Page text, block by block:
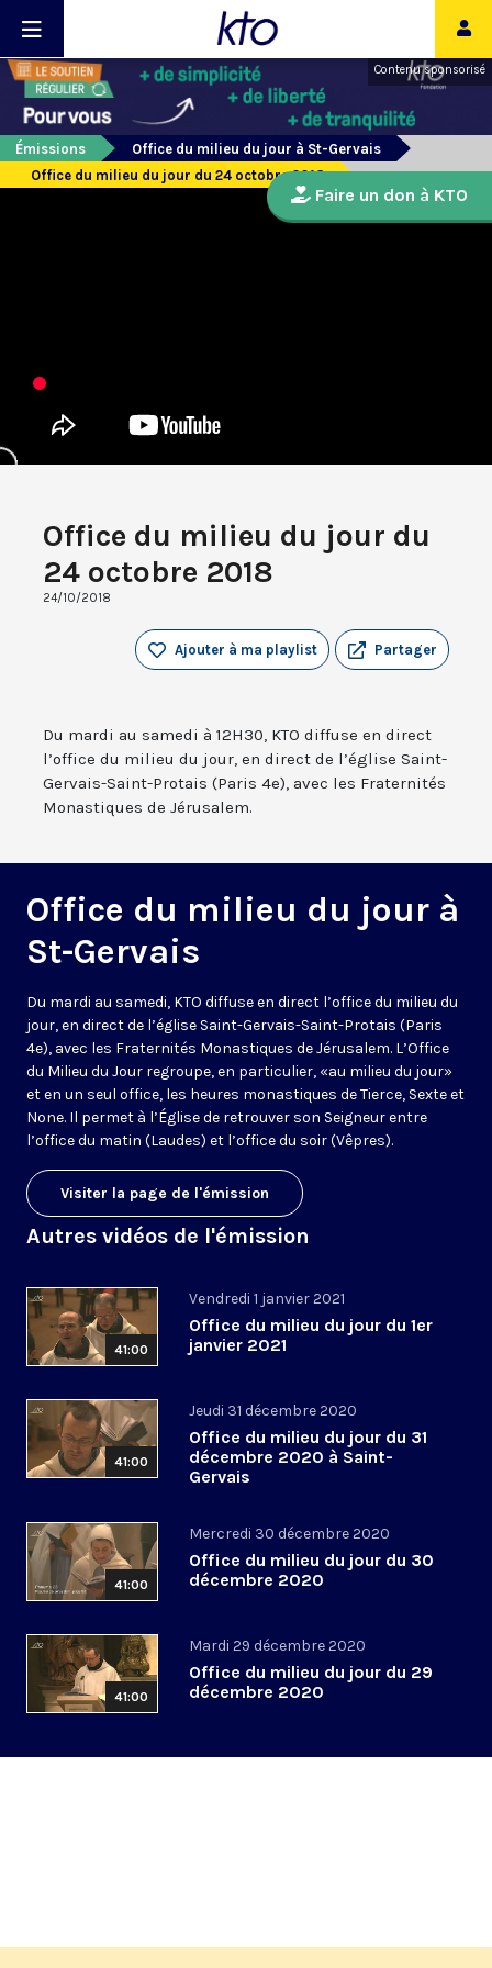
Contenu sponsorisé
Émissions
Office du milieu du jour à St-Gervais
Office du milieu du jour du 24 octobre 2018
Office du milieu du jour du
24 octobre 2018
24/10/2018
Partager
Ajouter à ma playlist
Du mardi au samedi à 12H30, KTO diffuse en direct
l’office du milieu du jour, en direct de l’église Saint-
Gervais-Saint-Protais (Paris 4e), avec les Fraternités
Monastiques de Jérusalem.
Office du milieu du jour à
St-Gervais
Du mardi au samedi, KTO diffuse en direct l’office du milieu du
jour, en direct de l’église Saint-Gervais-Saint-Protais (Paris
4e), avec les Fraternités Monastiques de Jérusalem. L’Office
du Milieu du Jour regroupe, en particulier, «au milieu du jour»
et en un seul office, les heures monastiques de Tierce, Sexte et
None. Il permet à l’Église de retrouver son Seigneur entre
l’office du matin (Laudes) et l’office du soir (Vêpres).
Visiter la page de l'émission
Autres vidéos de l'émission
41:00
Vendredi 1 janvier 2021
Office du milieu du jour du 1er
janvier 2021
41:00
Jeudi 31 décembre 2020
Office du milieu du jour du 31
décembre 2020 à Saint-
Gervais
41:00
Mercredi 30 décembre 2020
Office du milieu du jour du 30
décembre 2020
41:00
Mardi 29 décembre 2020
Office du milieu du jour du 29
décembre 2020
Faire un don à KTO